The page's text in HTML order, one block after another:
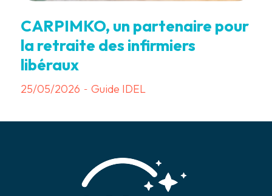
CARPIMKO, un partenaire pour
la retraite des infirmiers
libéraux
25/05/2026 - Guide IDEL